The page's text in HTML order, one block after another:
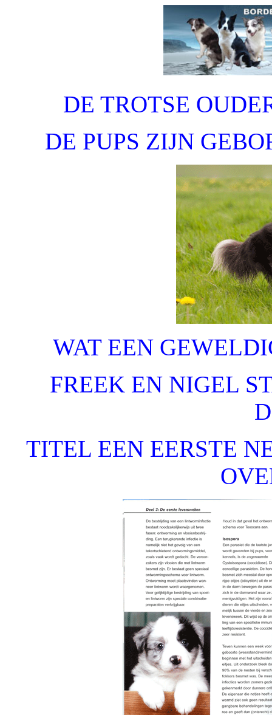
DE TROTSE
DE PUPS ZIJN
WAT EEN
FREEK EN NIGEL
TITEL EEN EERSTE